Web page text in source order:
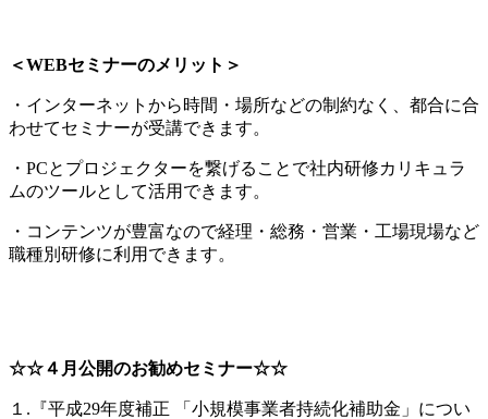
＜WEBセミナーのメリット＞
・インターネットから時間・場所などの制約なく、都合に合
わせてセミナーが受講できます。
・PCとプロジェクターを繋げることで社内研修カリキュラ
ムのツールとして活用できます。
・コンテンツが豊富なので経理・総務・営業・工場現場など
職種別研修に利用できます。
☆☆４月公開のお勧めセミナー☆☆
１.『平成29年度補正 「小規模事業者持続化補助金」につい